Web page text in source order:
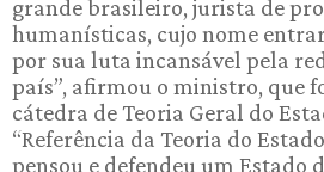
grande brasileiro, jurista de
humanísticas, cujo nome
por sua luta incansável pela
país”, afirmou o ministro, que
cátedra de Teoria Geral do
“Referência da Teoria do
pensou e defendeu um Estado